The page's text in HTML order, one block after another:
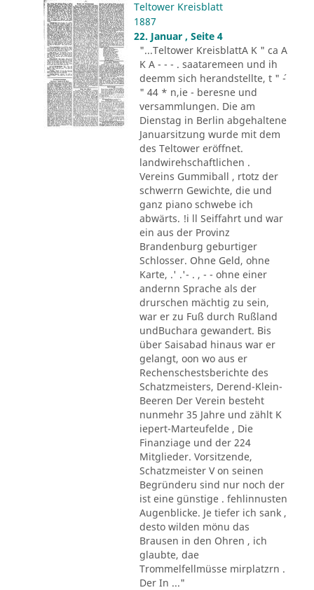
Teltower Kreisblatt
1887
22. Januar , Seite 4
"...Teltower KreisblattA K " ca A
K A - - - . saataremeen und ih
deemm sich herandstellte, t " ´-
" 44 * n,ie - beresne und
versammlungen. Die am
Dienstag in Berlin abgehaltene
Januarsitzung wurde mit dem
des Teltower eröffnet.
landwirehschaftlichen .
Vereins Gummiball , rtotz der
schwerrn Gewichte, die und
ganz piano schwebe ich
abwärts. !i ll Seiffahrt und war
ein aus der Provinz
Brandenburg geburtiger
Schlosser. Ohne Geld, ohne
Karte, .' .'- . , - - ohne einer
andernn Sprache als der
drurschen mächtig zu sein,
war er zu Fuß durch Rußland
undBuchara gewandert. Bis
über Saisabad hinaus war er
gelangt, oon wo aus er
Rechenschestsberichte des
Schatzmeisters, Derend-Klein-
Beeren Der Verein besteht
nunmehr 35 Jahre und zählt K
iepert-Marteufelde , Die
Finanziage und der 224
Mitglieder. Vorsitzende,
Schatzmeister V on seinen
Begründeru sind nur noch der
ist eine günstige . fehlinnusten
Augenblicke. Je tiefer ich sank ,
desto wilden mönu das
Brausen in den Ohren , ich
glaubte, dae
Trommelfellmüsse mirplatzrn .
Der In ..."